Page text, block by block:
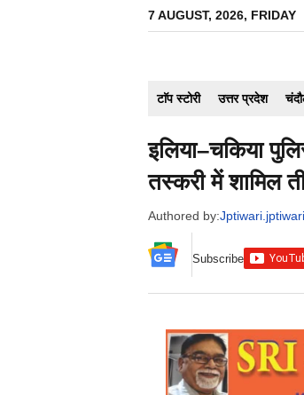
7 AUGUST, 2026, FRIDAY
टाॅप स्टोरी उत्तर प्रदेश
इलिया–चकिया
तस्करी में शामिल
Authored by:
Subscribe